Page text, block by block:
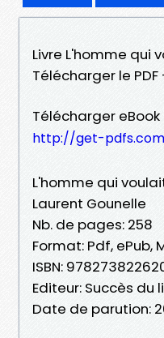
Livre L'homme qui
Télécharger le
Télécharger
http://get-
L'homme qui
Laurent Gounelle
Nb. de pages: 258
Format: Pdf, ePub,
ISBN:
Editeur: Succès du
Date de parution: